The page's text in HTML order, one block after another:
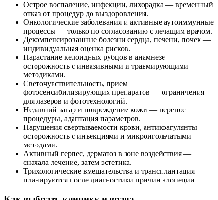
Острое воспаление, инфекции, лихорадка — временный
отказ от процедур до выздоровления.
Онкологические заболевания и активные аутоиммунные
процессы — только по согласованию с лечащим врачом.
Декомпенсированные болезни сердца, печени, почек —
индивидуальная оценка рисков.
Нарастание келоидных рубцов в анамнезе —
осторожность с инвазивными и травмирующими
методиками.
Светочувствительность, прием
фотосенсибилизирующих препаратов — ограничения
для лазеров и фототехнологий.
Недавний загар и повреждение кожи — перенос
процедуры, адаптация параметров.
Нарушения свертываемости крови, антикоагулянты —
осторожность с инъекциями и микроигольчатыми
методами.
Активный герпес, дерматоз в зоне воздействия —
сначала лечение, затем эстетика.
Трихологические вмешательства и трансплантация —
планируются после диагностики причин алопеции.